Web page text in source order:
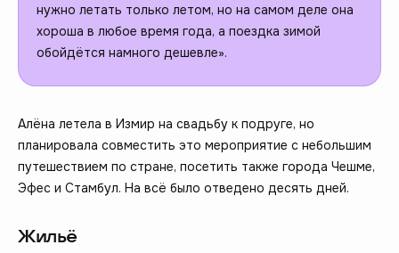
нужно летать только летом, но на самом деле она
хороша в любое время года, а поездка зимой
обойдётся намного дешевле».
Алёна летела в Измир на свадьбу к подруге, но
планировала совместить это мероприятие с небольшим
путешествием по стране, посетить также города Чешме,
Эфес и Стамбул. На всё было отведено десять дней.
Жильё